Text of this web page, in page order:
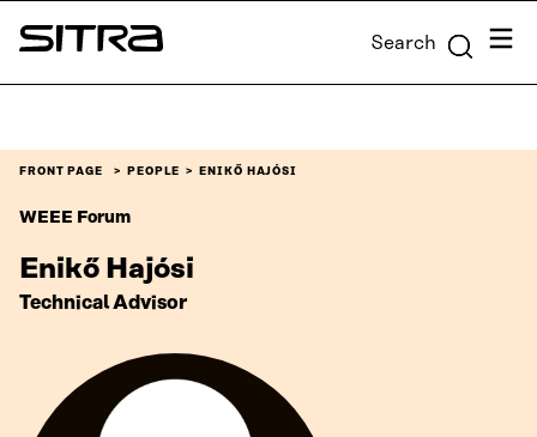
Skip to
content
Sitra Search Menu
FRONT PAGE PEOPLE ENIKŐ HAJÓSI
WEEE Forum
Enikő Hajósi
Technical Advisor